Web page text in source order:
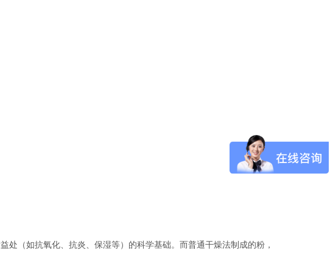
处（如抗氧化、抗炎、保湿等）的科学基础。而普通干燥法制成的粉，